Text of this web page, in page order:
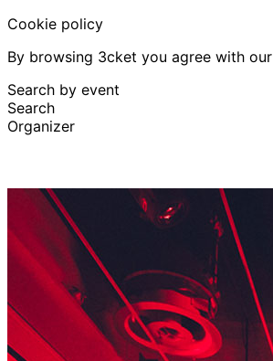
Cookie policy
By browsing 3cket you agree with our
Search by event
Search
Organizer
English
Attendee support
I lost my ticket
Login